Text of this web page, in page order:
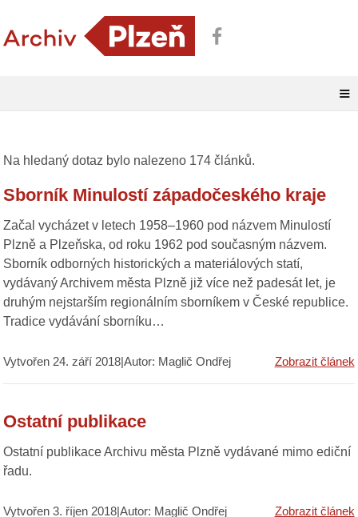
≡
Na hledaný dotaz bylo nalezeno 174 článků.
Sborník Minulostí západočeského kraje
Začal vycházet v letech 1958–1960 pod názvem Minulostí
Plzně a Plzeňska, od roku 1962 pod současným názvem.
Sborník odborných historických a materiálových statí,
vydávaný Archivem města Plzně již více než padesát let, je
druhým nejstarším regionálním sborníkem v České republice.
Tradice vydávání sborníku…
Vytvořen 24. září 2018|Autor: Maglič Ondřej Zobrazit článek
Ostatní publikace
Ostatní publikace Archivu města Plzně vydávané mimo ediční
řadu.
Vytvořen 3. říjen 2018|Autor: Maglič Ondřej Zobrazit článek